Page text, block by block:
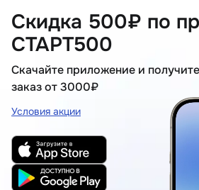
Скидка 500₽ по
СТАРТ500
Скачайте приложение и
заказ от 3000₽
Условия акции